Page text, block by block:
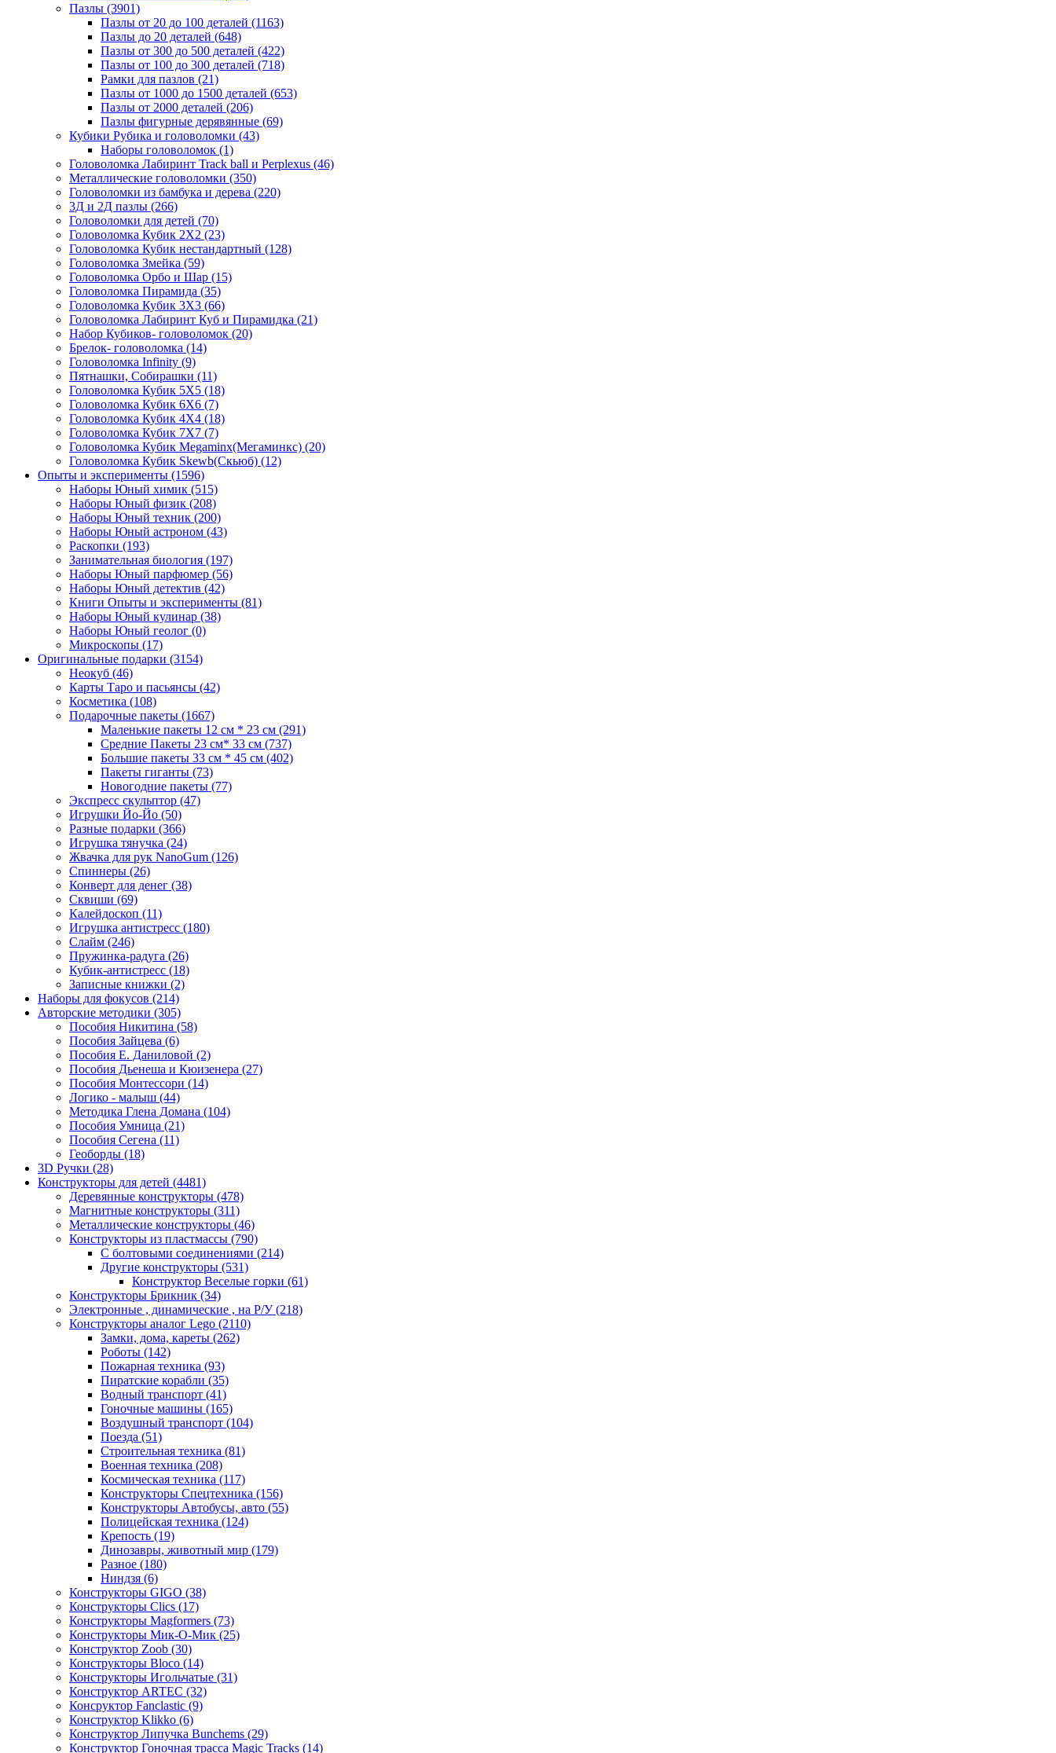
Пазлы (3901)
Пазлы от 20 до 100 деталей (1163)
Пазлы до 20 деталей (648)
Пазлы от 300 до 500 деталей (422)
Пазлы от 100 до 300 деталей (718)
Рамки для пазлов (21)
Пазлы от 1000 до 1500 деталей (653)
Пазлы от 2000 деталей (206)
Пазлы фигурные дерявянные (69)
Кубики Рубика и головоломки (43)
Наборы головоломок (1)
Головоломка Лабиринт Track ball и Perplexus (46)
Металлические головоломки (350)
Головоломки из бамбука и дерева (220)
3Д и 2Д пазлы (266)
Головоломки для детей (70)
Головоломка Кубик 2Х2 (23)
Головоломка Кубик нестандартный (128)
Головоломка Змейка (59)
Головоломка Орбо и Шар (15)
Головоломка Пирамида (35)
Головоломка Кубик 3Х3 (66)
Головоломка Лабиринт Куб и Пирамидка (21)
Набор Кубиков- головоломок (20)
Брелок- головоломка (14)
Головоломка Infinity (9)
Пятнашки, Собирашки (11)
Головоломка Кубик 5Х5 (18)
Головоломка Кубик 6Х6 (7)
Головоломка Кубик 4Х4 (18)
Головоломка Кубик 7Х7 (7)
Головоломка Кубик Megaminx(Мегаминкс) (20)
Головоломка Кубик Skewb(Скьюб) (12)
Опыты и эксперименты (1596)
Наборы Юный химик (515)
Наборы Юный физик (208)
Наборы Юный техник (200)
Наборы Юный астроном (43)
Раскопки (193)
Занимательная биология (197)
Наборы Юный парфюмер (56)
Наборы Юный детектив (42)
Книги Опыты и эксперименты (81)
Наборы Юный кулинар (38)
Наборы Юный геолог (0)
Микроскопы (17)
Оригинальные подарки (3154)
Неокуб (46)
Карты Таро и пасьянсы (42)
Косметика (108)
Подарочные пакеты (1667)
Маленькие пакеты 12 см * 23 см (291)
Средние Пакеты 23 см* 33 см (737)
Большие пакеты 33 см * 45 см (402)
Пакеты гиганты (73)
Новогодние пакеты (77)
Экспресс скульптор (47)
Игрушки Йо-Йо (50)
Разные подарки (366)
Игрушка тянучка (24)
Жвачка для рук NanoGum (126)
Спиннеры (26)
Конверт для денег (38)
Сквиши (69)
Калейдоскоп (11)
Игрушка антистресс (180)
Слайм (246)
Пружинка-радуга (26)
Кубик-антистресс (18)
Записные книжки (2)
Наборы для фокусов (214)
Авторские методики (305)
Пособия Никитина (58)
Пособия Зайцева (6)
Пособия Е. Даниловой (2)
Пособия Дьенеша и Кюизенера (27)
Пособия Монтессори (14)
Логико - малыш (44)
Методика Глена Домана (104)
Пособия Умница (21)
Пособия Сегена (11)
Геоборды (18)
3D Ручки (28)
Конструкторы для детей (4481)
Деревянные конструкторы (478)
Магнитные конструкторы (311)
Металлические конструкторы (46)
Конструкторы из пластмассы (790)
С болтовыми соединениями (214)
Другие конструкторы (531)
Конструктор Веселые горки (61)
Конструкторы Брикник (34)
Электронные , динамические , на Р/У(218)
Конструкторы аналог Lego (2110)
Замки, дома, кареты (262)
Роботы (142)
Пожарная техника (93)
Пиратские корабли (35)
Водный транспорт (41)
Гоночные машины (165)
Воздушный транспорт (104)
Поезда (51)
Строительная техника (81)
Военная техника (208)
Космическая техника (117)
Конструкторы Спецтехника (156)
Конструкторы Автобусы, авто (55)
Полицейская техника (124)
Крепость (19)
Динозавры, животный мир (179)
Разное (180)
Ниндзя (6)
Конструкторы GIGO (38)
Конструкторы Clics (17)
Конструкторы Magformers (73)
Конструкторы Мик-О-Мик (25)
Конструктор Zoob (30)
Конструкторы Bloco (14)
Конструкторы Игольчатые (31)
Конструктор ARTEC (32)
Консруктор Fanclastic (9)
Конструктор Klikko (6)
Конструктор Липучка Bunchems (29)
Конструктор Гоночная трасса Magic Tracks (14)